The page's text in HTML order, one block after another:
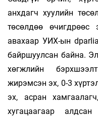
анхдагч хуулийн
төсөлдөө
авахаар УИХ-ын
байршуулсан байна.
хөгжлийн
жирэмсэн эх, 0-3
эх, асран
хугацаагаар